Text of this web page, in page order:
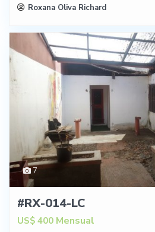
Roxana Oliva Richard
7
#RX-014-LC
US$ 400 Mensual